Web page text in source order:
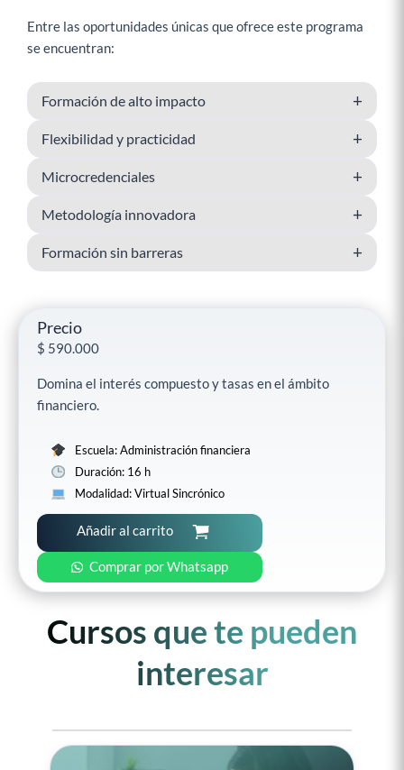
Entre las oportunidades únicas que ofrece este programa
se encuentran:
Formación de alto impacto +
Flexibilidad y practicidad +
Microcredenciales +
Metodología innovadora +
Formación sin barreras +
Precio
$ 590.000
Domina el interés compuesto y tasas en el ámbito
financiero.
Escuela: Administración financiera
Duración: 16 h
Modalidad: Virtual Sincrónico
Añadir al carrito
Comprar por Whatsapp
Cursos que te pueden
interesar